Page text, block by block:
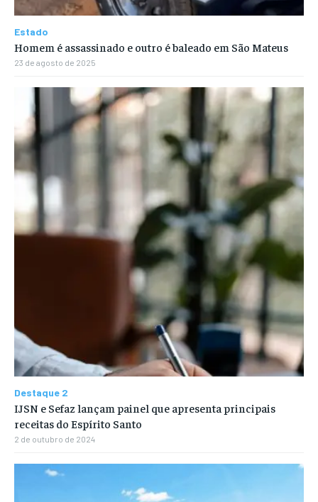
Estado
Homem é assassinado e outro é baleado em São Mateus
23 de agosto de 2025
Destaque 2
IJSN e Sefaz lançam painel que apresenta principais
receitas do Espírito Santo
2 de outubro de 2024